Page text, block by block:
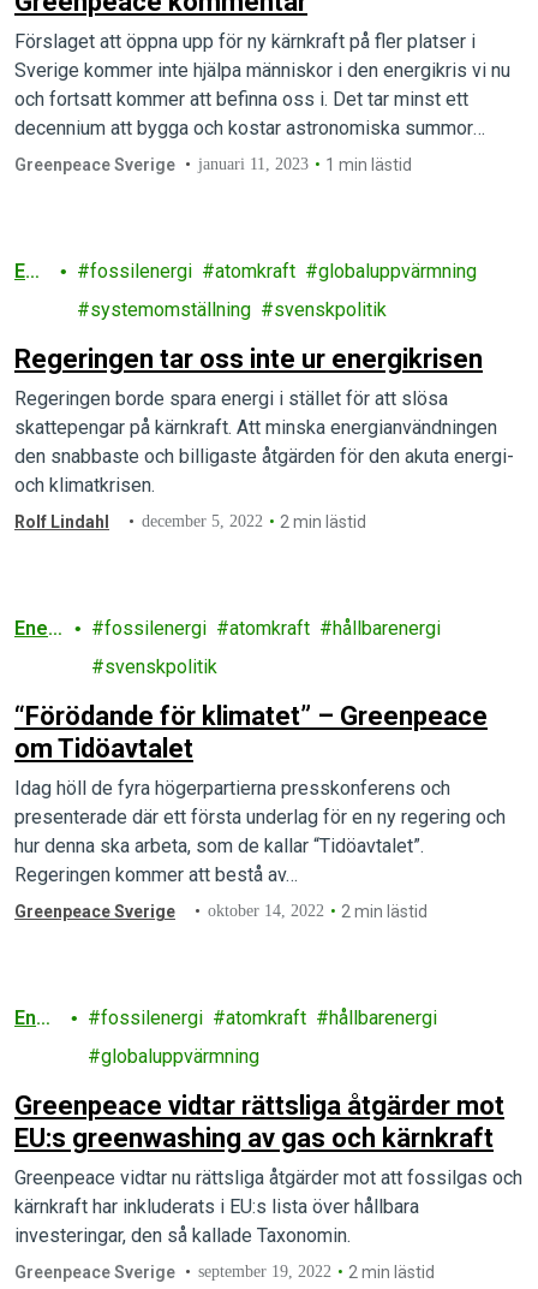
Förslaget att öppna upp för ny kärnkraft på fler platser i
Sverige kommer inte hjälpa människor i den energikris vi nu
och fortsatt kommer att befinna oss i. Det tar minst ett
decennium att bygga och kostar astronomiska summor
jämfört med andra kraftslag.
Greenpeace Sverige januari 11, 2023 1 min lästid
Ene
fossilenergi atomkraft
globaluppvärmning
systemomställning
svenskpolitik
Regeringen tar oss inte ur energikrisen
Regeringen borde spara energi i stället för att slösa
skattepengar på kärnkraft. Att minska energianvändningen
den snabbaste och billigaste åtgärden för den akuta energi-
och klimatkrisen.
Rolf Lindahl december 5, 2022 2 min lästid
Ener
fossilenergi atomkraft
hållbarenergi
svenskpolitik
“Förödande för klimatet” – Greenpeace
om Tidöavtalet
Idag höll de fyra högerpartierna presskonferens och
presenterade där ett första underlag för en ny regering och
hur denna ska arbeta, som de kallar “Tidöavtalet”.
Regeringen kommer att bestå av…
Greenpeace Sverige oktober 14, 2022 2 min lästid
Ener
fossilenergi atomkraft
hållbarenergi
globaluppvärmning
Greenpeace vidtar rättsliga åtgärder mot
EU:s greenwashing av gas och kärnkraft
Greenpeace vidtar nu rättsliga åtgärder mot att fossilgas och
kärnkraft har inkluderats i EU:s lista över hållbara
investeringar, den så kallade Taxonomin.
Greenpeace Sverige september 19, 2022 2 min lästid